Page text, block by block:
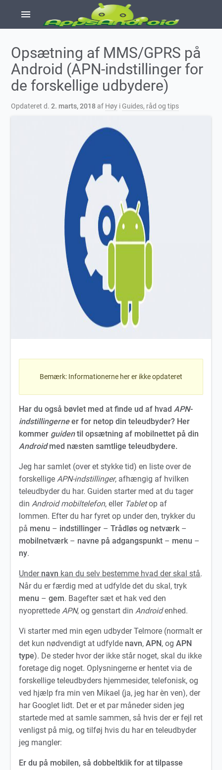
menu
Opsætning af MMS/GPRS på
Android (APN-indstillinger for
de forskellige udbydere)
Opdateret d.2. marts, 2018 af Høy i Guides, råd og tips
Bemærk: Informationerne her er ikke opdateret
Har du også bøvlet med at finde ud af hvadAPN-
indstillingerneer for netop din teleudbyder? Her
kommer guidentil opsætning af mobilnettet på din
Androidmed næsten samtlige teleudbydere.
Jeg har samlet (over et stykke tid) en liste over de
forskelligeAPN-indstillinger, afhængig af hvilken
teleudbyder du har. Guiden starter med at du tager
dinAndroid mobiltelefon, eller Tabletop af
lommen. Efter du har fyret op under den, trykker du
på menu – indstillinger –Trådløs og netværk –
mobilnetværk – navne på adgangspunkt – menu –
ny.
Under navn kan du selv bestemme hvad der skal stå.
Når du er færdig med at udfylde det du skal, tryk
menu –gem. Bagefter sæt et hak ved den
nyoprettedeAPN, og genstart dinAndroidenhed.
Vi starter med min egen udbyder Telmore (normalt er
det kun nødvendigt at udfylde navn,APN, ogAPN
type). De steder hvor der ikke står noget, skal du ikke
foretage dig noget. Oplysningerne er hentet via de
forskellige teleudbyders hjemmesider, telefonisk, og
ved hjælp fra min ven Mikael (ja, jeg har èn ven), der
har Googlet lidt. Det er et par måneder siden jeg
startede med at samle sammen, så hvis der er fejl ret
venligst på mig, og tilføj hvis du har en teleudbyder
jeg mangler:
Er du på mobilen, så dobbeltklik for at tilpasse